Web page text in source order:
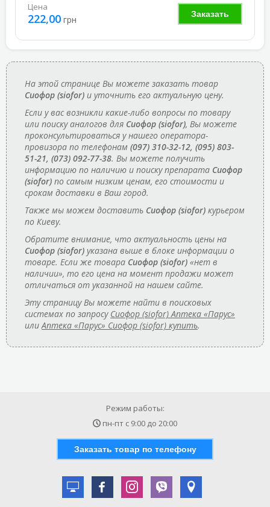
Заказать
Цена
222,00 грн
На этой странице Вы можете заказать товар
Сиофор (siofor) и уточнить его актуальную цену.
Если у вас возникли какие-либо вопросы по товару
или поиску аналогов для Сиофор (siofor), Вы можете
проконсультироваться у нашего оператора-
провизора по телефонам (097) 310-32-12, (095) 803-
51-21, (073) 092-77-38. Вы можете получить
информацию по наличию и поиску препарата Сиофор
(siofor) по самым низким ценам, его стоимости и
срокам доставки в Ваш город.
Также мы можем доставить Сиофор (siofor) курьером
по Киеву.
Обратите внимание, что актуальность цены на
Сиофор (siofor) указана выше в блоке информации о
товаре. Если же товара Сиофор (siofor) «нет в
наличии», то его цена на момент продажи может
отличаться от указанной на нашем сайте.
Эту страницу Вы можете найти в поисковых
системах по запросу Сиофор (siofor) Аптека «Парус»
илиАптека «Парус» Сиофор (siofor) купить.
Режим работы:
пн-пт с 9:00 до 20:00
Заказать товар по телефону